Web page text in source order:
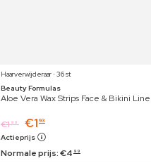
Haarverwijderaar ⋅ 36 st
Beauty Formulas
Aloe Vera Wax Strips Face & Bikini Line
€1 99 €1 93
Actieprijs
Normale prijs:€4 99